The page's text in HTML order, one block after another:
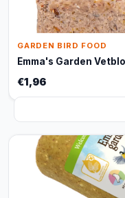
GARDEN BIRD FOOD
Emma's Garden
€1,96